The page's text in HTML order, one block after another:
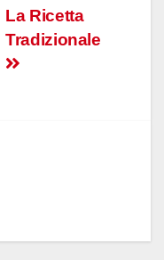
La Ricetta
Tradizionale